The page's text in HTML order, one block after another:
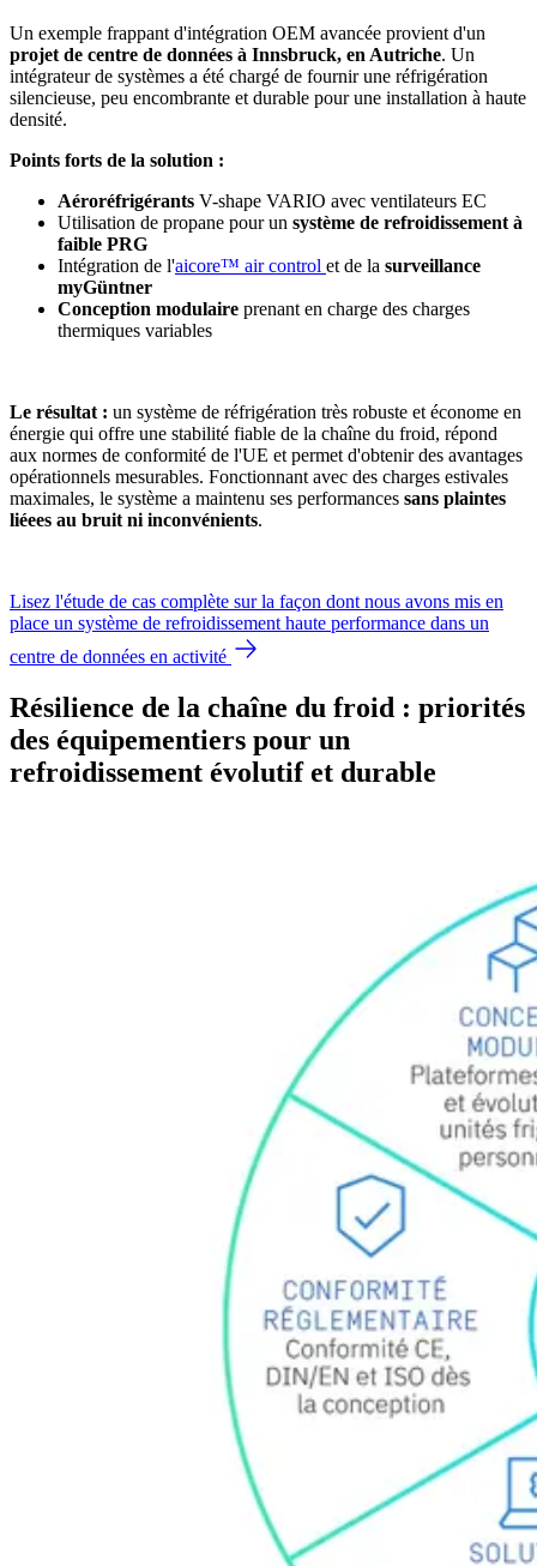
Un exemple frappant d'intégration OEM avancée provient d'un
projet de centre de données à Innsbruck, en Autriche. Un
intégrateur de systèmes a été chargé de fournir une réfrigération
silencieuse, peu encombrante et durable pour une installation à haute
densité.
Points forts de la solution :
Aéroréfrigérants V-shape VARIO avec ventilateurs EC
Utilisation de propane pour un système de refroidissement à
faible PRG
Intégration de l'aicore™ air control et de la surveillance
myGüntner
Conception modulaire prenant en charge des charges
thermiques variables
Le résultat : un système de réfrigération très robuste et économe en
énergie qui offre une stabilité fiable de la chaîne du froid, répond
aux normes de conformité de l'UE et permet d'obtenir des avantages
opérationnels mesurables. Fonctionnant avec des charges estivales
maximales, le système a maintenu ses performances sans plaintes
liéees au bruit ni inconvénients.
Lisez l'étude de cas complète sur la façon dont nous avons mis en
place un système de refroidissement haute performance dans un
centre de données en activité
Résilience de la chaîne du froid : priorités
des équipementiers pour un
refroidissement évolutif et durable